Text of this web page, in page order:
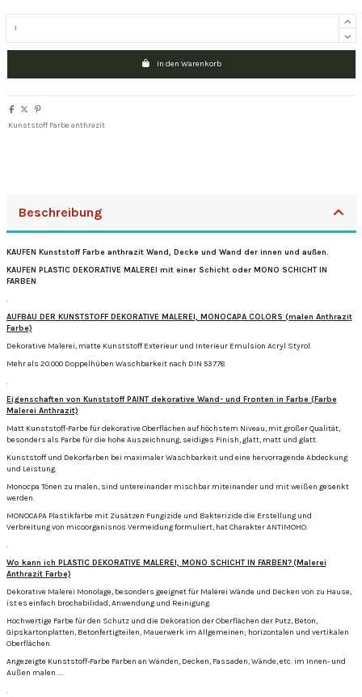
In den Warenkorb
Kunststoff Farbe anthrazit
Beschreibung
KAUFEN Kunststoff Farbe anthrazit Wand, Decke und Wand der innen und außen.
KAUFEN PLASTIC DEKORATIVE MALEREI mit einer Schicht oder MONO SCHICHT IN
FARBEN
.
AUFBAU DER KUNSTSTOFF DEKORATIVE MALEREI, MONOCAPA COLORS (malen Anthrazit
Farbe)
Dekorative Malerei, matte Kunststoff Exterieur und Interieur Emulsion Acryl Styrol.
Mehr als 20.000 Doppelhüben Waschbarkeit nach DIN 53778
.
Eigenschaften von Kunststoff PAINT dekorative Wand- und Fronten in Farbe (Farbe
Malerei Anthrazit)
Matt Kunststoff-Farbe für dekorative Oberflächen auf höchstem Niveau, mit großer Qualität,
besonders als Farbe für die hohe Auszeichnung, seidiges Finish, glatt, matt und glatt.
Kunststoff und Dekorfarben bei maximaler Waschbarkeit und eine hervorragende Abdeckung
und Leistung.
Monocpa Tönen zu malen, sind untereinander mischbar miteinander und mit weißen gesenkt
werden.
MONOCAPA Plastikfarbe mit Zusätzen Fungizide und Bakterizide die Erstellung und
Verbreitung von micoorganisnos Vermeidung formuliert, hat Charakter ANTIMOHO.
.
Wo kann ich PLASTIC DEKORATIVE MALEREI, MONO SCHICHT IN FARBEN? (Malerei
Anthrazit Farbe)
Dekorative Malerei Monolage, besonders geeignet für Malerei Wände und Decken von zu Hause,
ist es einfach brochabilidad, Anwendung und Reinigung.
Hochwertige Farbe für den Schutz und die Dekoration der Oberflächen der Putz, Beton,
Gipskartonplatten, Betonfertigteilen, Mauerwerk im Allgemeinen; horizontalen und vertikalen
Oberflächen.
Angezeigte Kunststoff-Farbe Farben an Wänden, Decken, Fassaden, Wände, etc. im Innen- und
Außen malen ....
.